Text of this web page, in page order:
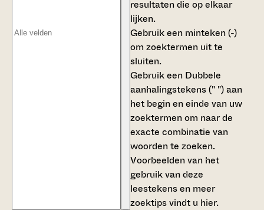
resultaten die op elkaar
lijken.
Gebruik een minteken (-)
om zoektermen uit te
sluiten.
Gebruik een Dubbele
aanhalingstekens (" ")aan
het begin en einde van uw
zoektermen om naar de
exacte combinatie van
woorden te zoeken.
Voorbeelden van het
gebruik van deze
leestekens en meer
zoektips vindt u hier.